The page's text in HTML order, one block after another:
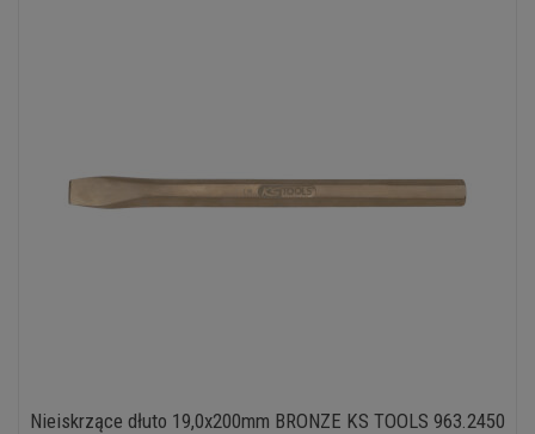
Nieiskrzące dłuto 19,0x200mm BRONZE KS TOOLS 963.2450